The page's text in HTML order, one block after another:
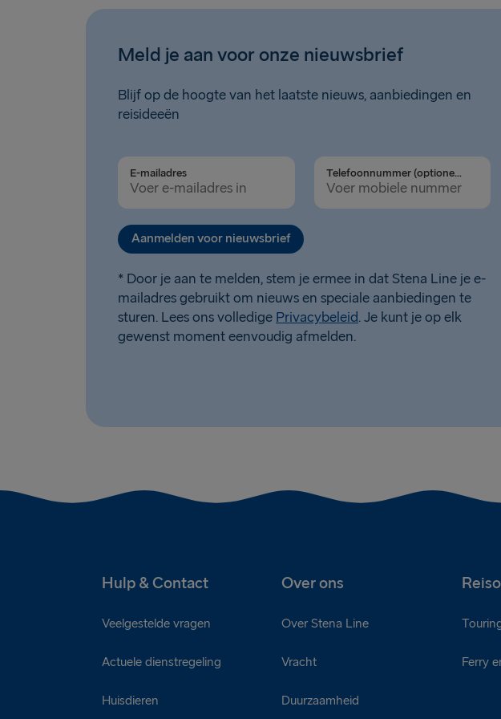
Meld je aan voor onze nieuwsbrief
Blijf op de hoogte van het laatste nieuws, aanbiedingen en
reisideeën
E-mailadres Telefoonnummer (optioneel)
Aanmelden voor nieuwsbrief
* Door je aan te melden, stem je ermee in dat Stena Line je e-
mailadres gebruikt om nieuws en speciale aanbiedingen te
sturen. Lees ons volledige Privacybeleid. Je kunt je op elk
gewenst moment eenvoudig afmelden.
Hulp & Contact Over ons
Veelgestelde vragen
Actuele dienstregeling
Huisdieren
Over Stena Line
Vracht
Duurzaamheid
Ferry